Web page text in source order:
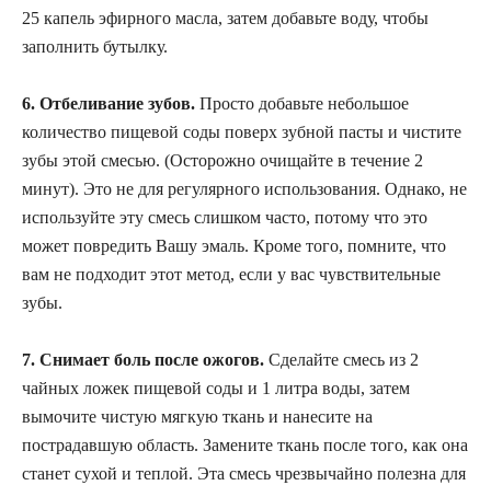
25 капель эфирного масла, затем добавьте воду, чтобы
заполнить бутылку.
6. Отбеливание зубов. Просто добавьте небольшое
количество пищевой соды поверх зубной пасты и чистите
зубы этой смесью. (Осторожно очищайте в течение 2
минут). Это не для регулярного использования. Однако, не
используйте эту смесь слишком часто, потому что это
может повредить Вашу эмаль. Кроме того, помните, что
вам не подходит этот метод, если у вас чувствительные
зубы.
7. Снимает боль после ожогов. Сделайте смесь из 2
чайных ложек пищевой соды и 1 литра воды, затем
вымочите чистую мягкую ткань и нанесите на
пострадавшую область. Замените ткань после того, как она
станет сухой и теплой. Эта смесь чрезвычайно полезна для